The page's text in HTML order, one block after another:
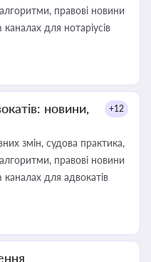
правові новини
для нотаріусів
новини,
+12
змін, судова практика,
правові новини
для адвокатів